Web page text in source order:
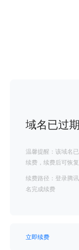
域名已过
温馨提醒：该域名
续费，续费后可恢
续费路径：登录腾
名完成续费
立即续费